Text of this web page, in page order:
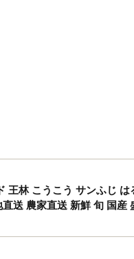
王林 こうこう サンふじ
送 農家直送 新鮮 旬 国産